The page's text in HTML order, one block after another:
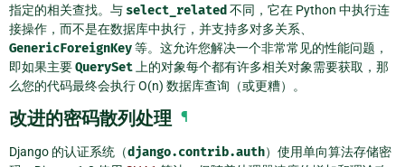
指定的相关查找。与 select_related 不同，它在 Python 中执行连
接操作，而不是在数据库中执行，并支持多对多关系、
GenericForeignKey等。这允许您解决一个非常常见的性能问题，
即如果主要QuerySet 上的对象每个都有许多相关对象需要获取，那
么您的代码最终会执行 O(n) 数据库查询（或更糟）。
改进的密码散列处理 ¶
Django 的认证系统（django.contrib.auth）使用单向算法存储密